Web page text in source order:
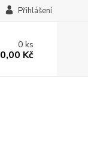
Přihlášení
0ks
0,00 Kč